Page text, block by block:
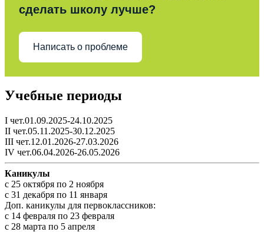
сделать школу лучше?
Написать о проблеме
Учебные периоды
I чет.01.09.2025-24.10.2025
II чет.05.11.2025-30.12.2025
III чет.12.01.2026-27.03.2026
IV чет.06.04.2026-26.05.2026
Каникулы
c 25 октября по 2 ноября
c 31 декабря по 11 января
Доп. каникулы для первоклассников:
с 14 февраля по 23 февраля
с 28 марта по 5 апреля